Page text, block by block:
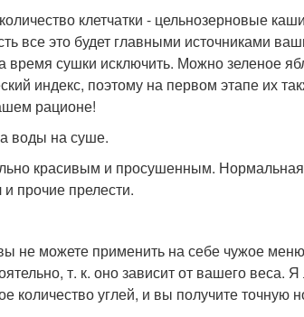
клетчатки - цельнозерновые
все это будет главными источниками
сушки исключить. Можно зеленое
индекс, поэтому на первом этапе их
рационе!
воды на суше.
красивым и просушенным.
прочие прелести.
не можете применить на себе чужое
т. к. оно зависит от вашего веса.
углей, и вы получите точную